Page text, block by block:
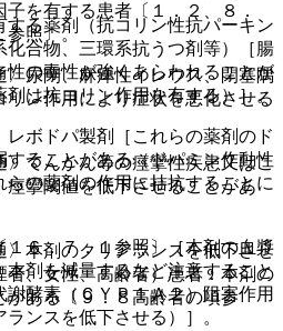
る薬剤（抗コリン性抗パーキン
化合物、三環系抗うつ剤等）［腸
の毒性が強くあらわれることが
は抗コリン作用を有する）］。
ボドパ製剤［これらの薬剤のド
ることがある（ドパミン作動性
の薬剤の作用に拮抗することに
６．７．１参照〕［本剤の血漿
剤を減量するなど注意すること
酵素（ＣＹＰ１Ａ２）阻害作用
ンスを低下させる）］。
を有する患者〔１．２、８．
参照〕。
尿閉、麻痺性イレウス、閉塞隅
ン作用により症状を悪化させる
てんかん等の痙攣性疾患又はこ
攣閾値を低下させることがあ
本剤のクリアランスを低下させ
、女性、高齢者）患者：本剤の
がある〔９．８高齢者の項参